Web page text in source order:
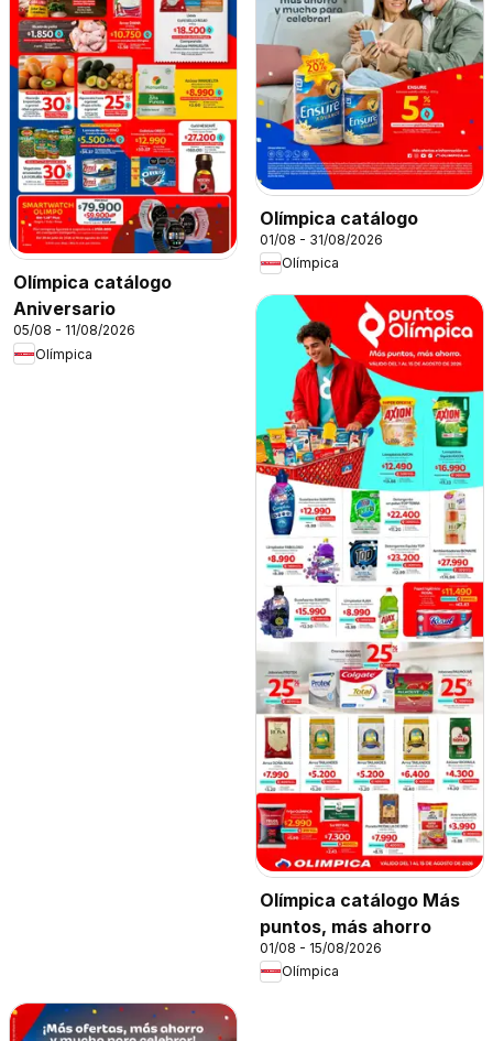
Olímpica catálogo
Aniversario
05/08 - 11/08/2026
Olímpica
Olímpica catálogo
01/08 - 31/08/2026
Olímpica
Olímpica catálogo Más
puntos, más ahorro
01/08 - 15/08/2026
Olímpica